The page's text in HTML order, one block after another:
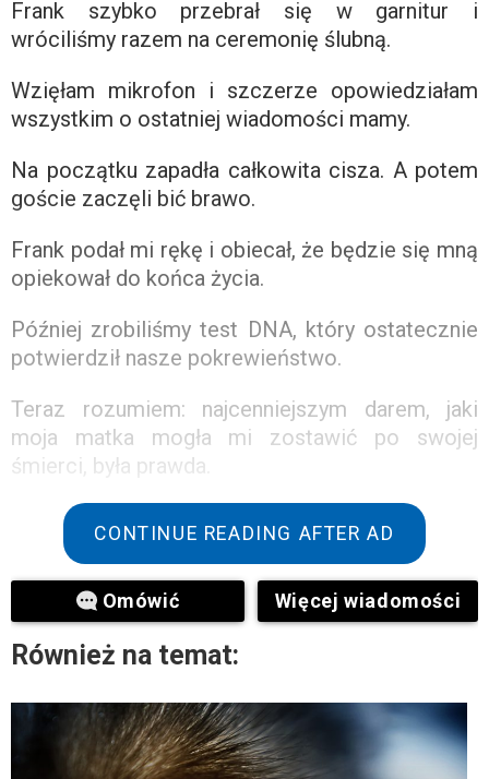
Frank szybko przebrał się w garnitur i
wróciliśmy razem na ceremonię ślubną.
Wzięłam mikrofon i szczerze opowiedziałam
wszystkim o ostatniej wiadomości mamy.
Na początku zapadła całkowita cisza. A potem
goście zaczęli bić brawo.
Frank podał mi rękę i obiecał, że będzie się mną
opiekował do końca życia.
Później zrobiliśmy test DNA, który ostatecznie
potwierdził nasze pokrewieństwo.
Teraz rozumiem: najcenniejszym darem, jaki
moja matka mogła mi zostawić po swojej
śmierci, była prawda.
CONTINUE READING AFTER AD
Omówić Więcej wiadomości
Również na temat: